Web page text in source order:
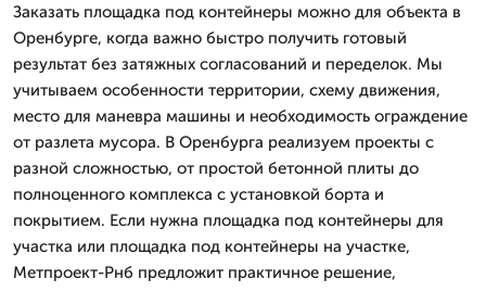
Заказать площадка под контейнеры можно для объекта в
Оренбурге, когда важно быстро получить готовый
результат без затяжных согласований и переделок. Мы
учитываем особенности территории, схему движения,
место для маневра машины и необходимость ограждение
от разлета мусора. В Оренбурга реализуем проекты с
разной сложностью, от простой бетонной плиты до
полноценного комплекса с установкой борта и
покрытием. Если нужна площадка под контейнеры для
участка или площадка под контейнеры на участке,
Метпроект-Рнб предложит практичное решение,